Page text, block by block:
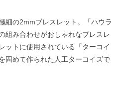
細の2mmブレスレット。「ハウラ
組み合わせがおしゃれなブレスレ
ットに使用されている「ターコイ
固めて作られた人工ターコイズで